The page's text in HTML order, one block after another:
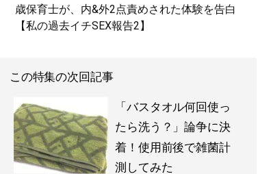
歳保育士が、内&外2点責めされた体験を告白
【私の過去イチSEX報告2】
この特集の次回記事
「バスタオル何回使っ
たら洗う？」論争に決
着！使用前後で雑菌計
測してみた